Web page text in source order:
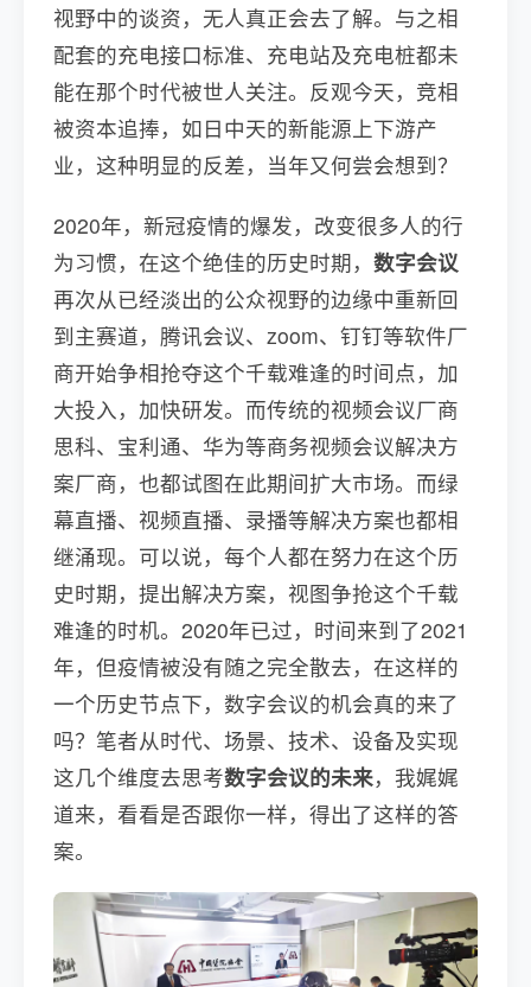
视野中的谈资，无人真正会去了解。与之相
配套的充电接口标准、充电站及充电桩都未
能在那个时代被世人关注。反观今天，竞相
被资本追捧，如日中天的新能源上下游产
业，这种明显的反差，当年又何尝会想到？
2020年，新冠疫情的爆发，改变很多人的行
为习惯，在这个绝佳的历史时期， 数字会议
再次从已经淡出的公众视野的边缘中重新回
到主赛道，腾讯会议、zoom、钉钉等软件厂
商开始争相抢夺这个千载难逢的时间点，加
大投入，加快研发。而传统的视频会议厂商
思科、宝利通、华为等商务视频会议解决方
案厂商，也都试图在此期间扩大市场。而绿
幕直播、视频直播、录播等解决方案也都相
继涌现。可以说，每个人都在努力在这个历
史时期，提出解决方案，视图争抢这个千载
难逢的时机。2020年已过，时间来到了2021
年，但疫情被没有随之完全散去，在这样的
一个历史节点下，数字会议的机会真的来了
吗？笔者从时代、场景、技术、设备及实现
这几个维度去思考数字会议的未来，我娓娓
道来，看看是否跟你一样，得出了这样的答
案。